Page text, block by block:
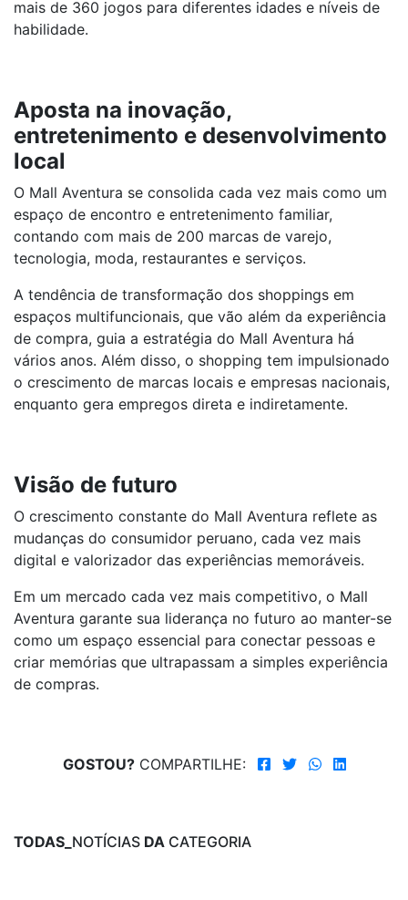
mais de 360 jogos para diferentes idades e níveis de
habilidade.
Aposta na inovação,
entretenimento e desenvolvimento
local
O Mall Aventura se consolida cada vez mais como um
espaço de encontro e entretenimento familiar,
contando com mais de 200 marcas de varejo,
tecnologia, moda, restaurantes e serviços.
A tendência de transformação dos shoppings em
espaços multifuncionais, que vão além da experiência
de compra, guia a estratégia do Mall Aventura há
vários anos. Além disso, o shopping tem impulsionado
o crescimento de marcas locais e empresas nacionais,
enquanto gera empregos direta e indiretamente.
Visão de futuro
O crescimento constante do Mall Aventura reflete as
mudanças do consumidor peruano, cada vez mais
digital e valorizador das experiências memoráveis.
Em um mercado cada vez mais competitivo, o Mall
Aventura garante sua liderança no futuro ao manter-se
como um espaço essencial para conectar pessoas e
criar memórias que ultrapassam a simples experiência
de compras.
GOSTOU?COMPARTILHE:
TODAS_ NOTÍCIAS DA CATEGORIA